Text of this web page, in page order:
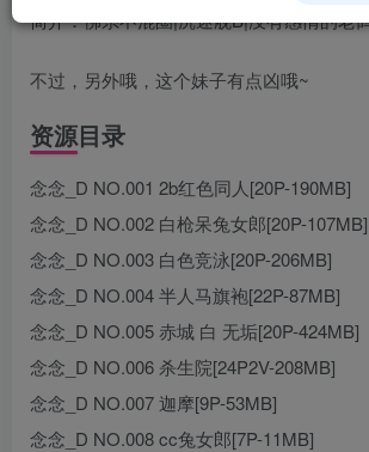
简介：佛系不混圈|沉迷舰B|没有感情的老
不过，另外哦，这个妹子有点凶哦~
资源目录
念念_D NO.001 2b红色同人[20P-190MB]
念念_D NO.002 白枪呆兔女郎[20P-107MB]
念念_D NO.003 白色竞泳[20P-206MB]
念念_D NO.004 半人马旗袍[22P-87MB]
念念_D NO.005 赤城 白 无垢[20P-424MB]
念念_D NO.006 杀生院[24P2V-208MB]
念念_D NO.007 迦摩[9P-53MB]
念念_D NO.008 cc兔女郎[7P-11MB]